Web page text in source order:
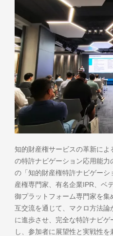
知的財産権サービスの革新に
の特許ナビゲーション応用能力
の「知的財産権特許ナビゲー
産権専門家、有名企業IPR、ベ
御プラットフォーム専門家を
互交流を通じて、マクロ方法
に進歩させ、完全な特許ナビ
し、参加者に展望性と実戦性